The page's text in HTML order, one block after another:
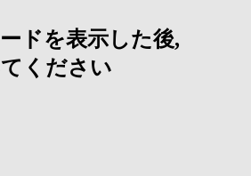
ドを表示した後,
ください